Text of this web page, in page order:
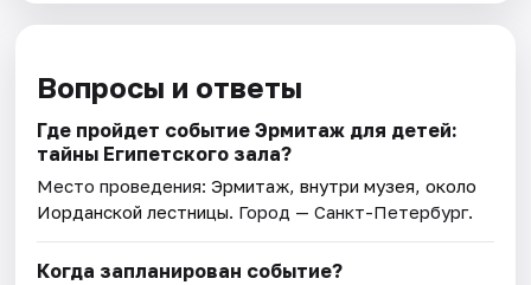
Вопросы и ответы
Где пройдет событие Эрмитаж для детей:
тайны Египетского зала?
Место проведения:Эрмитаж, внутри музея, около
Иорданской лестницы. Город — Санкт-Петербург.
Когда запланирован событие?